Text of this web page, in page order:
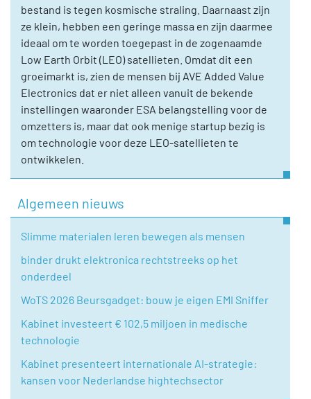
bestand is tegen kosmische straling. Daarnaast zijn
ze klein, hebben een geringe massa en zijn daarmee
ideaal om te worden toegepast in de zogenaamde
Low Earth Orbit (LEO) satellieten. Omdat dit een
groeimarkt is, zien de mensen bij AVE Added Value
Electronics dat er niet alleen vanuit de bekende
instellingen waaronder ESA belangstelling voor de
omzetters is, maar dat ook menige startup bezig is
om technologie voor deze LEO-satellieten te
ontwikkelen.
Algemeen nieuws
Slimme materialen leren bewegen als mensen
binder drukt elektronica rechtstreeks op het
onderdeel
WoTS 2026 Beursgadget: bouw je eigen EMI Sniffer
Kabinet investeert € 102,5 miljoen in medische
technologie
Kabinet presenteert internationale AI-strategie:
kansen voor Nederlandse hightechsector